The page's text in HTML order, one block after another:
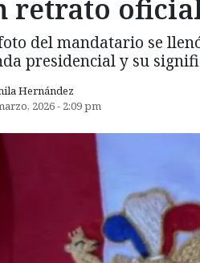
retrato
del mandatario se
presidencial y su
Hernández
2026 - 2:09 pm